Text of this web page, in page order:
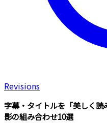
Revisions
字幕・タイトルを「美しく読
影の組み合わせ10選